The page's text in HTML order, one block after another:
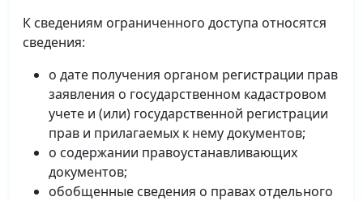
К сведениям ограниченного доступа относятся
сведения:
о дате получения органом регистрации прав
заявления о государственном кадастровом
учете и (или) государственной регистрации
прав и прилагаемых к нему документов;
о содержании правоустанавливающих
документов;
обобщенные сведения о правах отдельного